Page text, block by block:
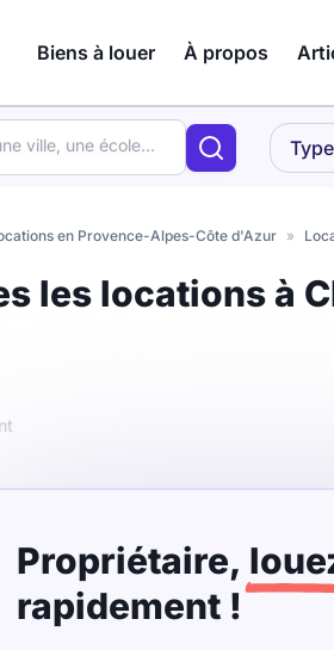
Biens à louer À propos
en Provence-Alpes-Côte d'Azur »
les locations à
Propriétaire,
rapidement !